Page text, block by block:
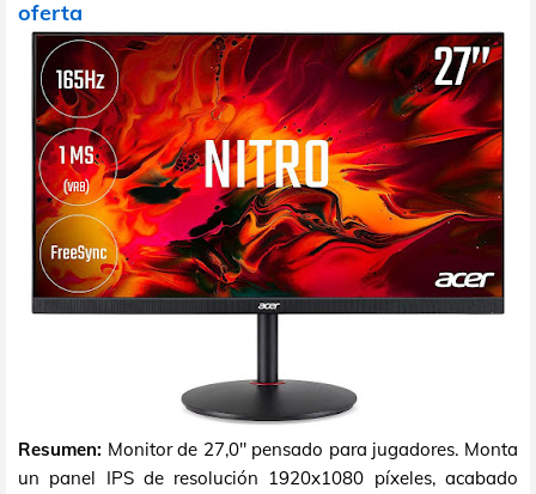
oferta
Resumen: Monitor de 27,0" pensado para jugadores. Monta
un panel IPS de resolución 1920x1080 píxeles, acabado